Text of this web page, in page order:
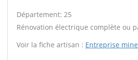
Département: 25
Rénovation électrique complète ou
Voir la fiche artisan : Entreprise